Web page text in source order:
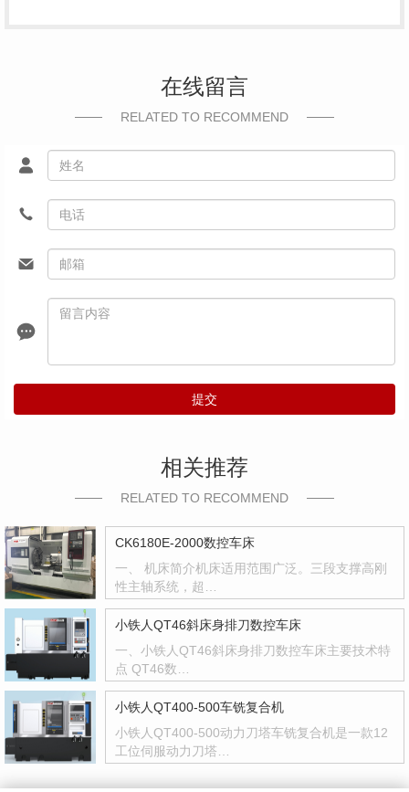
在线留言
RELATED TO RECOMMEND
提交
相关推荐
RELATED TO RECOMMEND
CK6180E-2000数控车床
一、 机床简介机床适用范围广泛。三段支撑高刚
性主轴系统，超…
小铁人QT46斜床身排刀数控车床
一、小铁人QT46斜床身排刀数控车床主要技术特
点 QT46数…
小铁人QT400-500车铣复合机
小铁人QT400-500动力刀塔车铣复合机是一款12
工位伺服动力刀塔…